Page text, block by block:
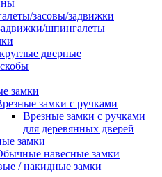
засовы/задвижки
шпингалеты
дверные
замки
замки с ручками
Врезные замки с ручками
для деревянных дверей
замки
навесные замки
/ накидные замки